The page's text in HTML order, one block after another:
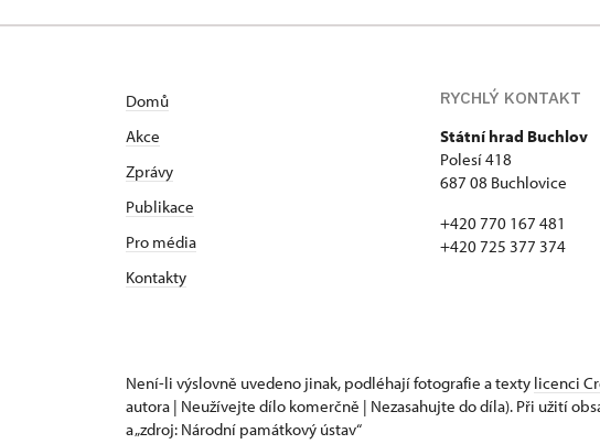
Domů
Akce
Zprávy
Publikace
Pro média
Kontakty
RYCHLÝ KONTAKT
Státní hrad Buchlov
Polesí 418
687 08 Buchlovice
+420 770 167 481
+420 725 377 374
Není-li výslovně uvedeno jinak, podléhají fotografie a texty licenci
autora | Neužívejte dílo komerčně | Nezasahujte do díla). Při užití
a „zdroj: Národní památkový ústav“